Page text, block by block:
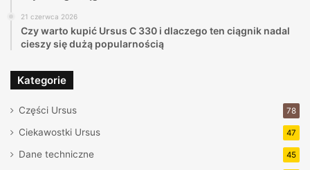
21 czerwca 2026
Czy warto kupić Ursus C 330 i dlaczego ten ciągnik nadal
cieszy się dużą popularnością
Kategorie
Części Ursus 78
Ciekawostki Ursus 47
Dane techniczne 45